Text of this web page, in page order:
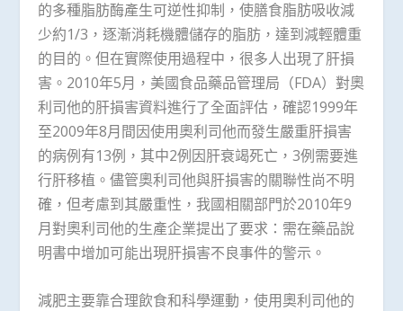
的多種脂肪酶產生可逆性抑制，使膳食脂肪吸收減
少約1/3，逐漸消耗機體儲存的脂肪，達到減輕體重
的目的。但在實際使用過程中，很多人出現了肝損
害。2010年5月，美國食品藥品管理局（FDA）對奧
利司他的肝損害資料進行了全面評估，確認1999年
至2009年8月間因使用奧利司他而發生嚴重肝損害
的病例有13例，其中2例因肝衰竭死亡，3例需要進
行肝移植。儘管奧利司他與肝損害的關聯性尚不明
確，但考慮到其嚴重性，我國相關部門於2010年9
月對奧利司他的生產企業提出了要求：需在藥品說
明書中增加可能出現肝損害不良事件的警示。
減肥主要靠合理飲食和科學運動，使用奧利司他的